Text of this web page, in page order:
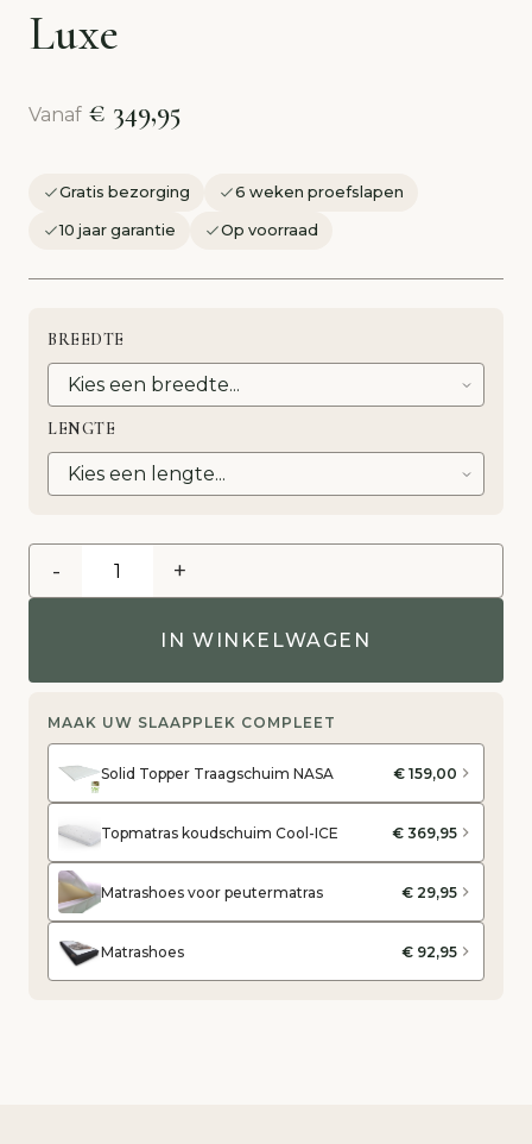
Luxe
Vanaf € 349,95
Gratis bezorging 6 weken proefslapen
10 jaar garantie Op voorraad
BREEDTE
LENGTE
- +
IN WINKELWAGEN
MAAK UW SLAAPPLEK COMPLEET
Solid Topper Traagschuim NASA € 159,00
Topmatras koudschuim Cool-ICE € 369,95
Matrashoes voor peutermatras € 29,95
Matrashoes € 92,95